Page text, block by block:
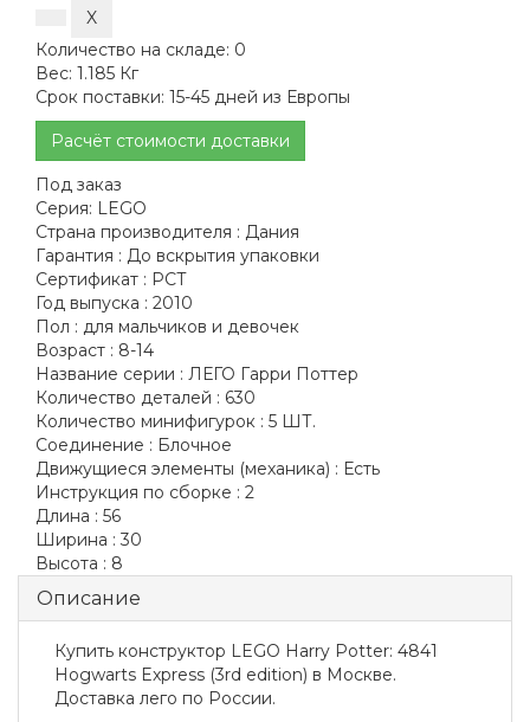
Количество на складе: 0
Вес: 1.185 Кг
Срок поставки: 15-45 дней из Европы
Расчёт стоимости доставки
Под заказ
Серия: LEGO
Страна производителя : Дания
Гарантия : До вскрытия упаковки
Сертификат : РСТ
Год выпуска : 2010
Пол : для мальчиков и девочек
Возраст : 8-14
Название серии : ЛЕГО Гарри Поттер
Количество деталей : 630
Количество минифигурок : 5 ШТ.
Соединение : Блочное
Движущиеся элементы (механика) : Есть
Инструкция по сборке : 2
Длина : 56
Ширина : 30
Высота : 8
Описание
Купить конструктор LEGO Harry Potter: 4841
Hogwarts Express (3rd edition) в Москве.
Доставка лего по России.